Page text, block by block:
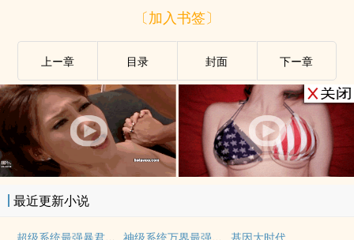
〔加入书签〕
上ー章 目录 封面 下ー章
最近更新小说